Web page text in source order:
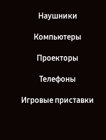
Наушники
Компьютеры
Проекторы
Телефоны
Игровые приставки